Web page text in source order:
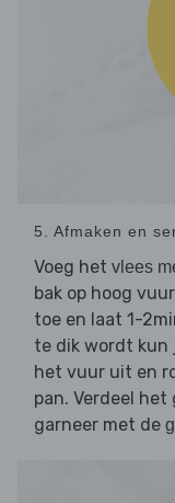
5. Afmaken en
Voeg het vlees
bak op hoog
toe en laat 1-
te dik wordt kun
het vuur uit en
pan. Verdeel
garneer met de